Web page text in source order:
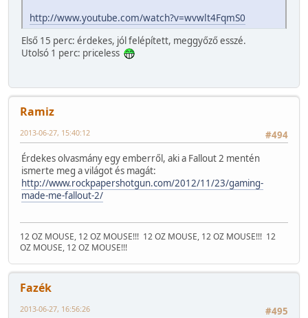
http://www.youtube.com/watch?v=wvwlt4FqmS0
Első 15 perc: érdekes, jól felépített, meggyőző esszé.
Utolsó 1 perc: priceless
Ramiz
#494
2013-06-27, 15:40:12
Érdekes olvasmány egy emberről, aki a Fallout 2 mentén
ismerte meg a világot és magát:
http://www.rockpapershotgun.com/2012/11/23/gaming-
made-me-fallout-2/
12 OZ MOUSE, 12 OZ MOUSE!!! 12 OZ MOUSE, 12 OZ MOUSE!!! 12
OZ MOUSE, 12 OZ MOUSE!!!
Fazék
#495
2013-06-27, 16:56:26